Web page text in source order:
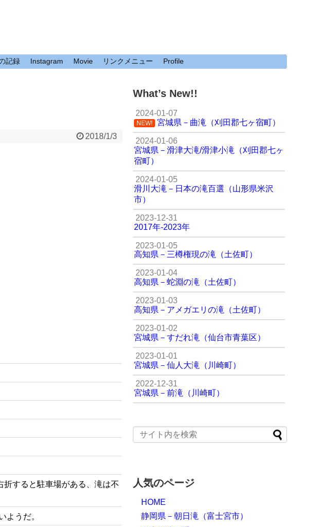
記録 Instagram Movie リンクメニュー Profile
2018/1/3
すると駐車場がある、滝は不
ようだ。
What’s New!!
2024-01-07
NEW! 宮城県－曲滝（刈田郡七ヶ宿町）
2024-01-06
宮城県－滑津大滝/滑津小滝（刈田郡七ヶ
宿町）
2024-01-05
滑川大滝－日本の滝百選（山形県米沢
市）
2023-12-31
2017年-2023年
2023-01-05
高知県－三樽権現の滝（土佐町）
2023-01-04
高知県－蛇淵の滝（土佐町）
2023-01-03
高知県－アメガエリの滝（土佐町）
2023-01-02
宮城県－すだれ滝（仙台市青葉区）
2023-01-01
宮城県－仙人大滝（川崎町）
2022-12-31
宮城県－前滝（川崎町）
人気のページ
HOME
静岡県－朝日滝（富士宮市）